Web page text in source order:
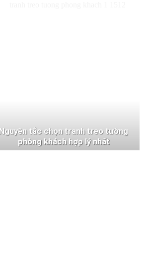
Nguyên tắc chọn tranh treo tường
phòng khách hợp lý nhất